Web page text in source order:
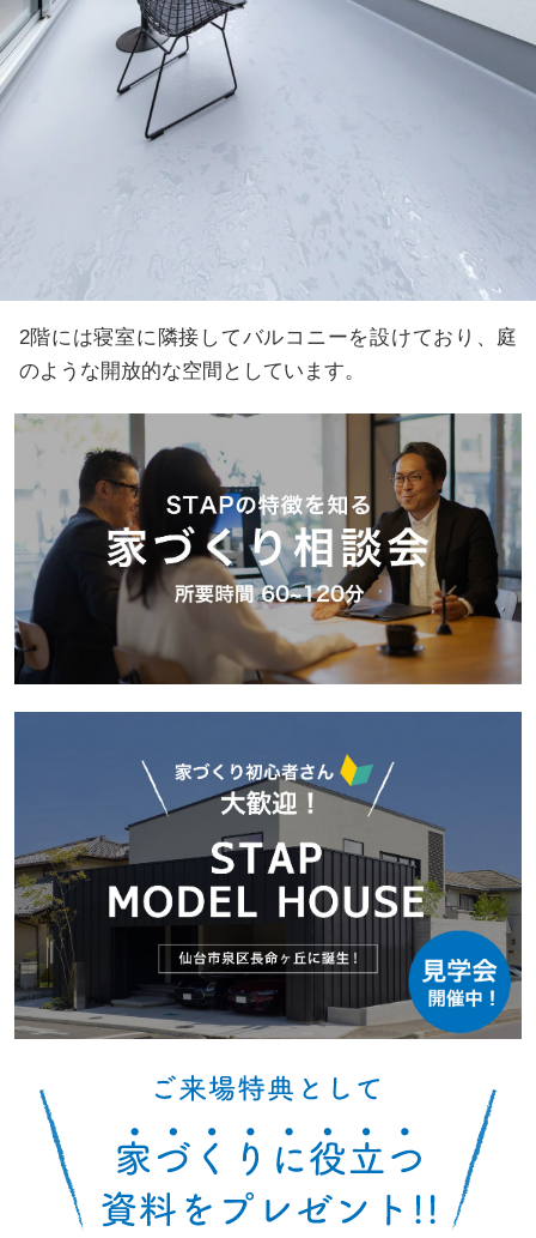
2階には寝室に隣接してバルコニーを設けており、庭
のような開放的な空間としています。